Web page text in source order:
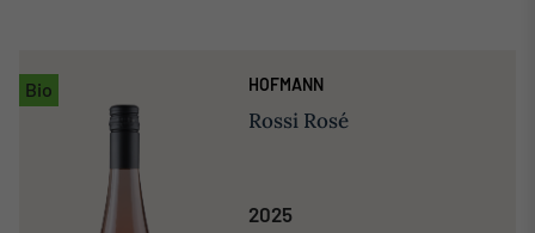
Bio HOFMANN
Rossi Rosé
2025